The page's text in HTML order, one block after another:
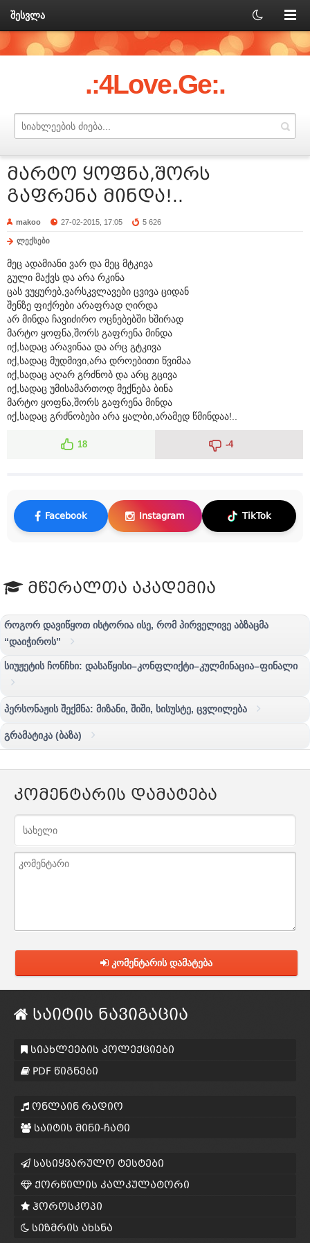
შესვლა
.:4Love.Ge:.
მარტო ყოფნა,შორს
გაფრენა მინდა!..
makoo 27-02-2015, 17:05 5 626
ლექსები
მეც ადამიანი ვარ და მეც მტკივა
გული მაქვს და არა რკინა
ცას ვუყურებ,ვარსკვლავები ცვივა ციდან
შენზე ფიქრები არაფრად ღირდა
არ მინდა ჩავიძირო ოცნებებში ხშირად
მარტო ყოფნა,შორს გაფრენა მინდა
იქ,სადაც არავინაა და არც გტკივა
იქ,სადაც მუდმივი,არა დროებითი წვიმაა
იქ,სადაც აღარ გრძნობ და არც გცივა
იქ,სადაც უმისამართოდ მექნება ბინა
მარტო ყოფნა,შორს გაფრენა მინდა
იქ,სადაც გრძნობები არა ყალბი,არამედ წმინდაა!..
18 -4
Facebook Instagram TikTok
მწერალთა აკადემია
როგორ დავიწყოთ ისტორია ისე, რომ პირველივე აბზაცმა
“დაიჭიროს”
სიუჟეტის ჩონჩხი: დასაწყისი–კონფლიქტი–კულმინაცია–ფინალი
პერსონაჟის შექმნა: მიზანი, შიში, სისუსტე, ცვლილება
გრამატიკა (ბაზა)
კომენტარის დამატება
კომენტარის დამატება
საიტის ნავიგაცია
სიახლეების კოლექციები
PDF წიგნები
ონლაინ რადიო
საიტის მინი-ჩატი
სასიყვარულო ტესტები
ქორწილის კალკულატორი
ჰოროსკოპი
სიზმრის ახსნა